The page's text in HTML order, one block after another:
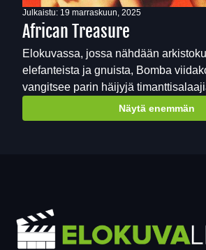
Julkaistu: 19 marraskuun, 2025
African Treasure
Elokuvassa, jossa nähdään
elefanteista ja gnuista, Bomba
vangitsee parin häijyjä
Näytä enemmän